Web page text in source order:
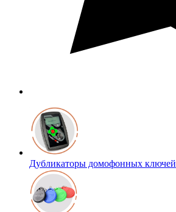
Дубликаторы домофонных ключей